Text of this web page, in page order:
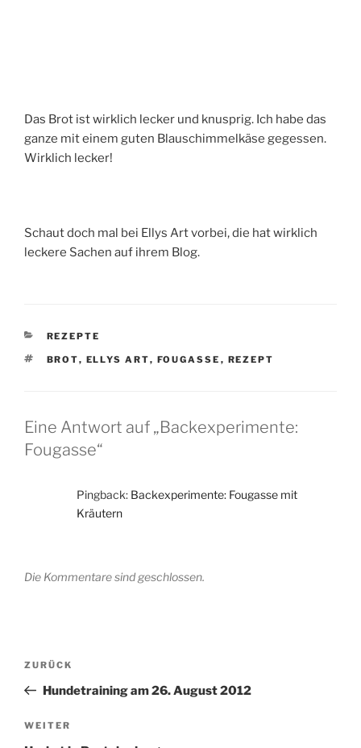
Das Brot ist wirklich lecker und knusprig. Ich habe das
ganze mit einem guten Blauschimmelkäse gegessen.
Wirklich lecker!
Schaut doch mal bei Ellys Art vorbei, die hat wirklich
leckere Sachen auf ihrem Blog.
KATEGORIEN
REZEPTE
SCHLAGWÖRTER
BROT, ELLYS ART, FOUGASSE , REZEPT
Eine Antwort auf „Backexperimente:
Fougasse“
Pingback: Backexperimente: Fougasse mit
Kräutern
Die Kommentare sind geschlossen.
Beitragsnavigation
Vorheriger
Beitrag
ZURÜCK
Hundetraining am 26. August 2012
Nächster
WEITER